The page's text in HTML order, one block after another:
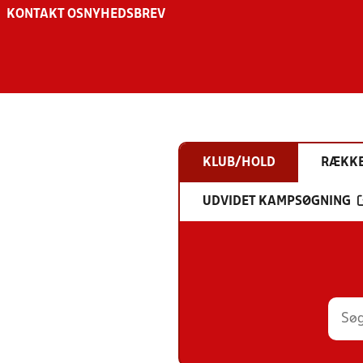
KONTAKT OS NYHEDSBREV
KLUB/HOLD
UDVIDET KAMPSØGNING